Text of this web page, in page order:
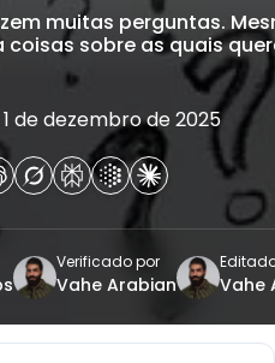
muitas perguntas.
sobre as quais
de dezembro de 2025
Verificado por
Vahe Arabian Vahe